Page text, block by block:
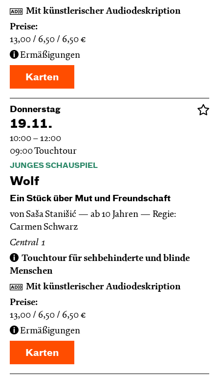
Mit künstlerischer Audiodeskription
Preise:
13,00
6,50 6,50 €
Ermäßigungen
Karten
Donnerstag
19.11.
10:00 – 12:00
09:00Touchtour
JUNGES SCHAUSPIEL
Wolf
Ein Stück über Mut und Freundschaft
von Saša Stanišić ab 10 Jahren
Regie:
Carmen Schwarz
Central 1
Touchtour für sehbehinderte und blinde
Menschen
Mit künstlerischer Audiodeskription
Preise:
13,00
6,50 6,50 €
Ermäßigungen
Karten